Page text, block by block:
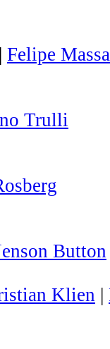
| Felipe Massa
Trulli
Button
Klien |